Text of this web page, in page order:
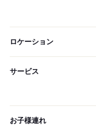
ロケーション
サービス
お子様連れ